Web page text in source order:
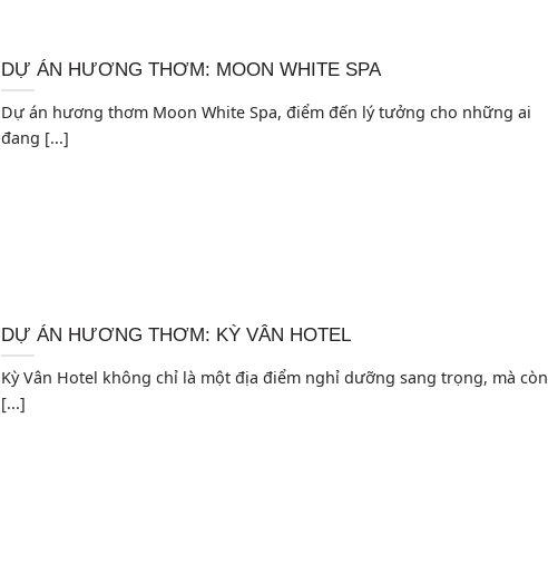
DỰ ÁN HƯƠNG THƠM: MOON WHITE SPA
Dự án hương thơm Moon White Spa, điểm đến lý tưởng cho những ai
đang [...]
DỰ ÁN HƯƠNG THƠM: KỲ VÂN HOTEL
Kỳ Vân Hotel không chỉ là một địa điểm nghỉ dưỡng sang trọng, mà còn
[...]